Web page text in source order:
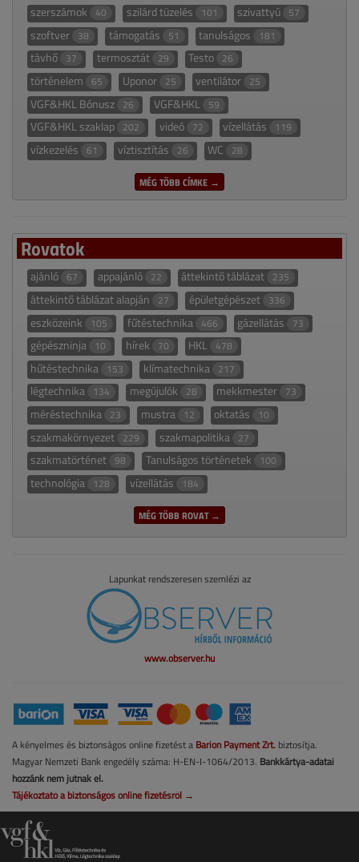
szerszámok 40 szilárd tüzelés 101 szivattyú 57
szoftver 38 támogatás 51 tanulságos 181
távhő 37 termosztát 29 Testo 26
történelem 65 Uponor 25 ventilátor 25
VGF&HKL Bónusz 26 VGF&HKL 59
VGF&HKL szaklap 202 videó 72 vízellátás 119
vízkezelés 61 víztisztítás 26 WC 28
MÉG TÖBB CÍMKE →
Rovatok
ajánló 67 appajánló 22 áttekintő táblázat 235
áttekintő táblázat alapján 27 épületgépészet 336
eszközeink 105 fűtéstechnika 466 gázellátás 73
gépészninja 10 hírek 70 HKL 478
hűtéstechnika 153 klímatechnika 217
légtechnika 134 megújulók 28 mekkmester 73
méréstechnika 23 mustra 12 oktatás 10
szakmakörnyezet 229 szakmapolitika 27
szakmatörténet 98 Tanulságos történetek 100
technológia 128 vízellátás 184
MÉG TÖBB ROVAT →
Lapunkat rendszeresen szemlézi az
www.observer.hu
A kényelmes és biztonságos online fizetést a Barion Payment Zrt. biztosítja.
Magyar Nemzeti Bank engedély száma: H-EN-I-1064/2013. Bankkártya-adatai
hozzánk nem jutnak el.
Tájékoztató a biztonságos online fizetésről →